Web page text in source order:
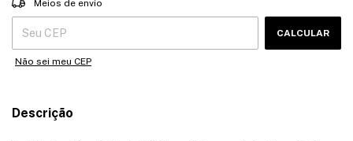
Meios de envio
CALCULAR
Não sei meu CEP
Descrição